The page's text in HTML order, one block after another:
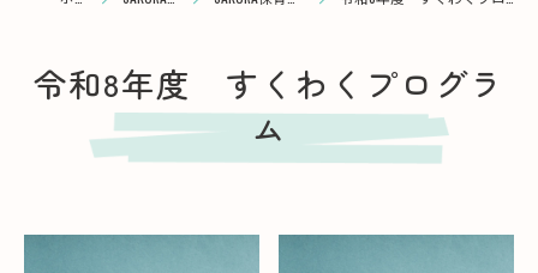
令和8年度 すくわくプログラ
ム